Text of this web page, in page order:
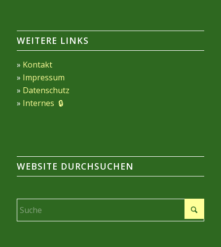
WEITERE LINKS
» Kontakt
» Impressum
» Datenschutz
» Internes 🔒
WEBSITE DURCHSUCHEN